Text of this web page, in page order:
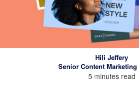
Hili Jeffery
Senior Content Marketing
5 minutes read